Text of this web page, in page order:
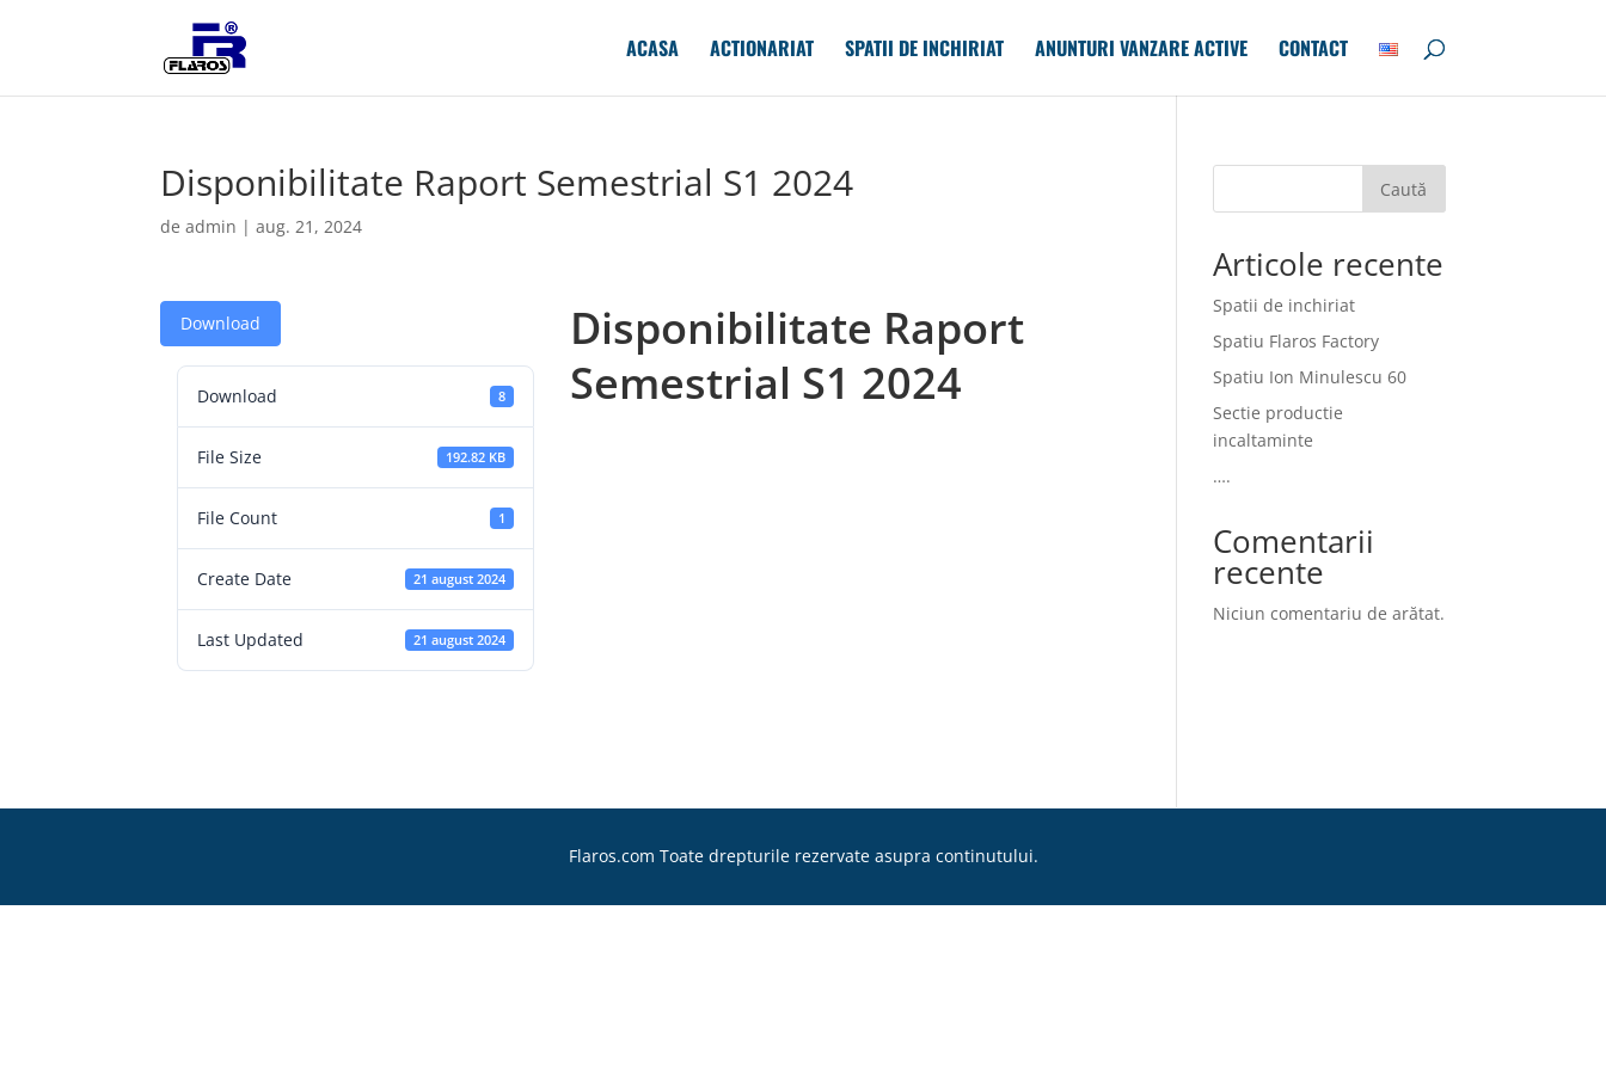
ACASA ACTIONARIAT SPATII DE INCHIRIAT ANUNTURI VANZARE ACTIVE CONTACT
Disponibilitate Raport Semestrial S1 2024
deadmin |aug. 21, 2024
Download
Download 8
File Size 192.82 KB
File Count 1
Create Date 21 august 2024
Last Updated 21 august 2024
Disponibilitate Raport
Semestrial S1 2024
Caută
Articole recente
Spatii de inchiriat
Spatiu Flaros Factory
Spatiu Ion Minulescu 60
Sectie productie
incaltaminte
….
Comentarii
recente
Niciun comentariu de arătat.
Flaros.com Toate drepturile rezervate asupra continutului.